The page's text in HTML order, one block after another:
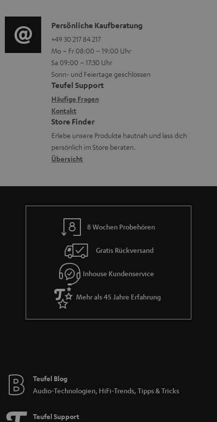
e
n
z
u
m
V
e
r
s
a
d
t
i
o
n
e
n
z
u
r
G
r
a
i
o
-
L
e
x
i
k
o
n
K
o
n
t
a
k
t
d
a
t
n
Persönliche Kaufberatung
+49 30 217 84 217
Mo – Fr 08:00 – 19:00 Uhr
Sa 09:00 – 17:30 Uhr
Sonn- und Feiertage geschlossen
Teufel Support
Häufige Fragen
Kontakt
Store Finder
Erlebe unsere Produkte hautnah und lass dich
persönlich im Store beraten.
Übersicht
8 Wochen Probehören
Gratis Rückversand
Inhouse Kundenservice
Mehr als 45 Jahre Erfahrung
Teufel Blog
Audio-Technologien, HiFi-Trends, Tipps & Tricks
Teufel Support